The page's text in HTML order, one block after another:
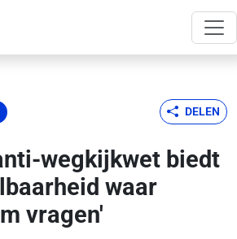
DELEN
wegkijkwet biedt
waar
vragen'